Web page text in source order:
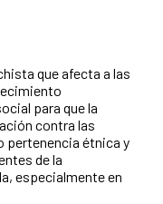
que afecta a las
para que la
contra las
pertenencia étnica y
de la
especialmente en